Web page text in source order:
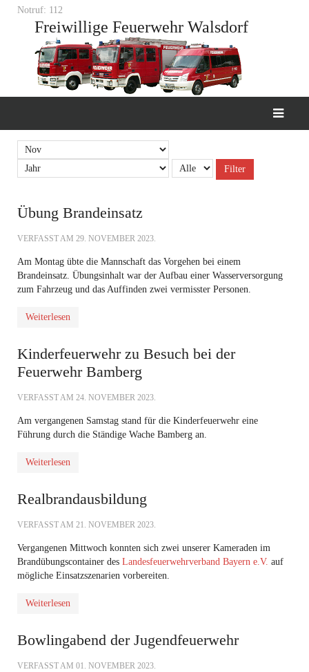
Notruf: 112
Freiwillige Feuerwehr Walsdorf
Filter
Übung Brandeinsatz
VERFASST AM 29. NOVEMBER 2023.
Am Montag übte die Mannschaft das Vorgehen bei einem
Brandeinsatz. Übungsinhalt war der Aufbau einer Wasserversorgung
zum Fahrzeug und das Auffinden zwei vermisster Personen.
Weiterlesen
Kinderfeuerwehr zu Besuch bei der
Feuerwehr Bamberg
VERFASST AM 24. NOVEMBER 2023.
Am vergangenen Samstag stand für die Kinderfeuerwehr eine
Führung durch die Ständige Wache Bamberg an.
Weiterlesen
Realbrandausbildung
VERFASST AM 21. NOVEMBER 2023.
Vergangenen Mittwoch konnten sich zwei unserer Kameraden im
Brandübungscontainer des Landesfeuerwehrverband Bayern e.V. auf
mögliche Einsatzszenarien vorbereiten.
Weiterlesen
Bowlingabend der Jugendfeuerwehr
VERFASST AM 01. NOVEMBER 2023.